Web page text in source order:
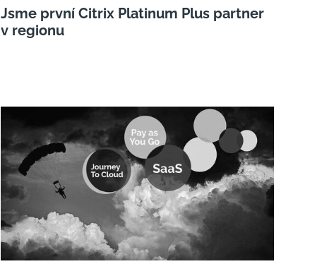
Jsme první Citrix Platinum Plus partner
v regionu